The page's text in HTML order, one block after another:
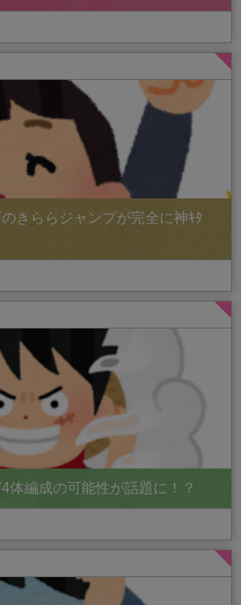
きららジャンプが完全に神ｷﾀ
体編成の可能性が話題に！？